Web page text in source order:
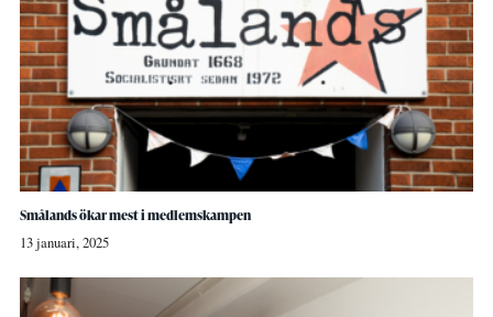
Smålands ökar mest i medlemskampen
13 januari, 2025